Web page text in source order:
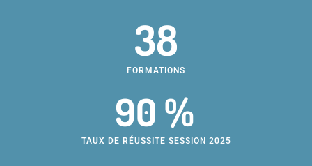
38
FORMATIONS
90 %
TAUX DE RÉUSSITE SESSION 2025